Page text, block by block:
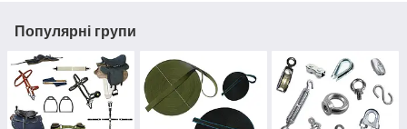
Популярні групи